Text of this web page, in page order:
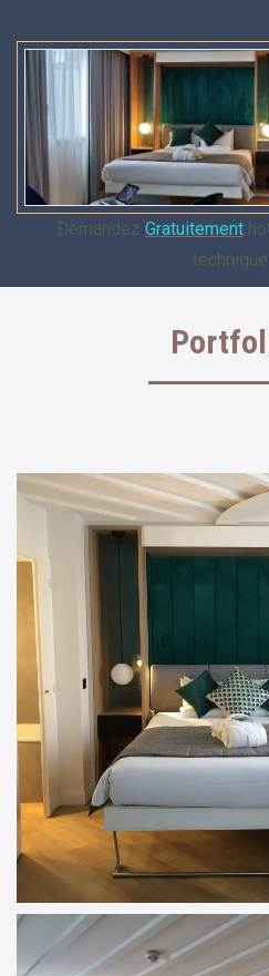
Demandez Gratuitement
technique.